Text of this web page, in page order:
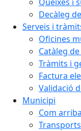
Decàleg
Serveis i
Oficines
Catàleg
Tràmits i
Factura
Validació
Municipi
Com
Transports